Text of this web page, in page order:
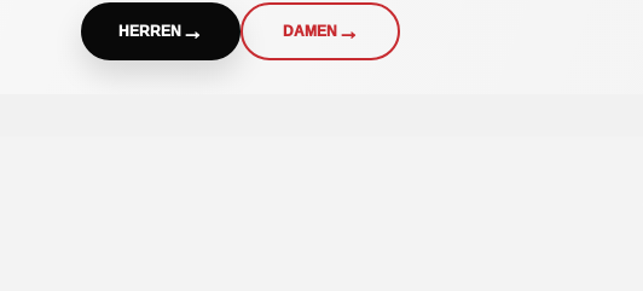
HERREN → DAMEN→